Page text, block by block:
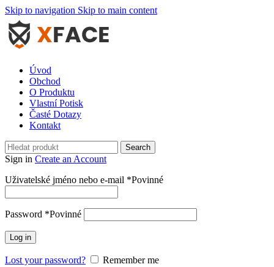
Skip to navigation Skip to main content
Úvod
Obchod
O Produktu
Vlastní Potisk
Časté Dotazy
Kontakt
Search
Sign in Create an Account
Uživatelské jméno nebo e-mail *Povinné
Password *Povinné
Log in
Lost your password?
Remember me